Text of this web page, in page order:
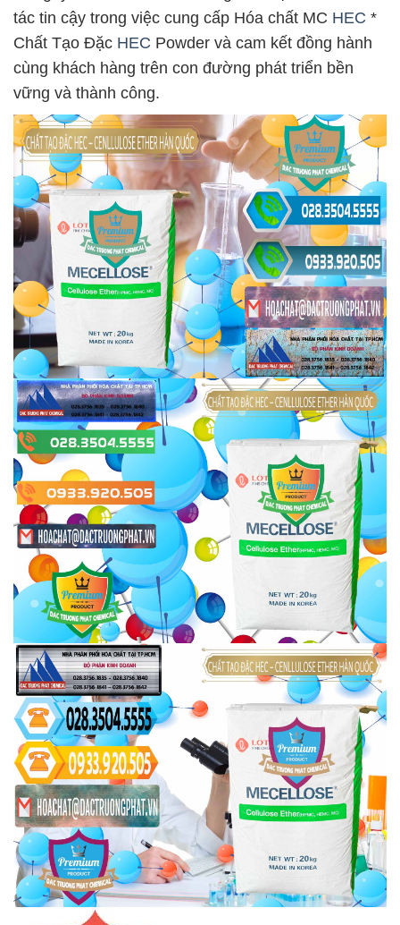
tác tin cậy trong việc cung cấp Hóa chất MC HEC *
Chất Tạo Đặc HEC Powder và cam kết đồng hành
cùng khách hàng trên con đường phát triển bền
vững và thành công.